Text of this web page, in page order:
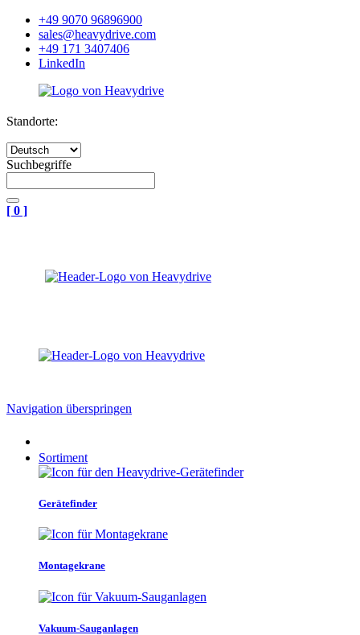
+49 9070 96896900
sales@heavydrive.com
+49 171 3407406
LinkedIn
Standorte:
Suchbegriffe
[ 0 ]
Navigation überspringen
Sortiment
Gerätefinder
Montagekrane
Vakuum-Sauganlagen